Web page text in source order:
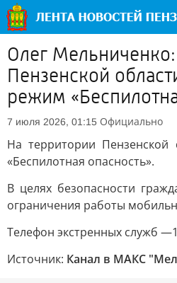
Олег
Пензенской
режим
7 июля 2026, 01:15 Официально
На территории Пензенской
«Беспилотная опасность».
В целях безопасности
ограничения работы
Телефон экстренных служб
Источник: Канал в МАКС